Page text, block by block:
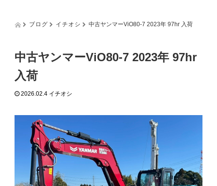
ブログ イチオシ 中古ヤンマーViO80-7 2023年 97hr 入荷
中古ヤンマーViO80-7 2023年 97hr
入荷
2026.02.4 イチオシ